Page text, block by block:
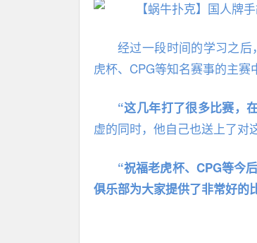
经过一段时间的学习之
虎杯、CPG等知名赛事的主赛
“这几年打了很多比赛，
虚的同时，他自己也送上了对
“祝福老虎杯、CPG等今
俱乐部为大家提供了非常好的